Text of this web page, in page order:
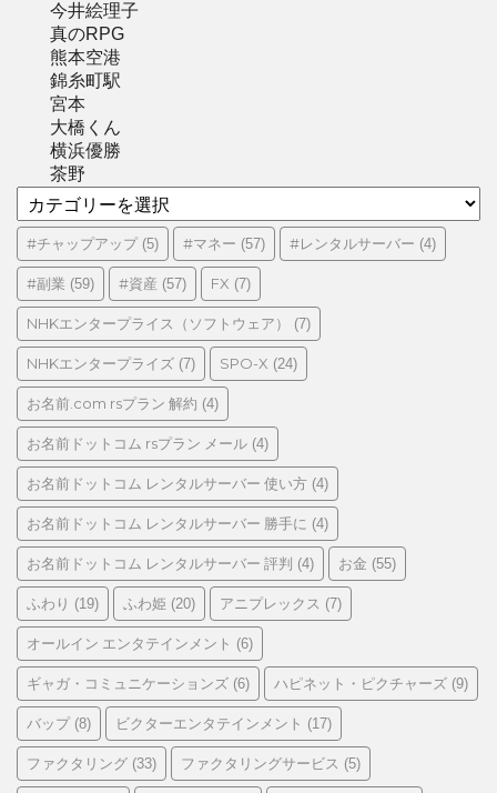
今井絵理子
真のRPG
熊本空港
錦糸町駅
宮本
大橋くん
横浜優勝
茶野
テ
ゴ
リ
ー
#チャップアップ(5) #マネー (57) #レンタルサーバー (4)
#副業 (59) #資産 (57) FX (7)
NHKエンタープライス（ソフトウェア） (7)
NHKエンタープライズ (7) SPO-X (24)
お名前.com rsプラン 解約 (4)
お名前ドットコム rsプラン メール (4)
お名前ドットコム レンタルサーバー 使い方 (4)
お名前ドットコム レンタルサーバー 勝手に (4)
お名前ドットコム レンタルサーバー 評判 (4) お金 (55)
ふわり (19) ふわ姫 (20) アニプレックス (7)
オールイン エンタテインメント (6)
ギャガ・コミュニケーションズ (6) ハピネット・ピクチャーズ (9)
バップ(8) ビクターエンタテインメント (17)
ファクタリング (33) ファクタリングサービス (5)